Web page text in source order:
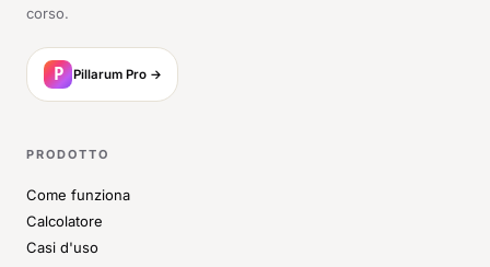
corso.
Pillarum Pro →
PRODOTTO
Come funziona
Calcolatore
Casi d'uso